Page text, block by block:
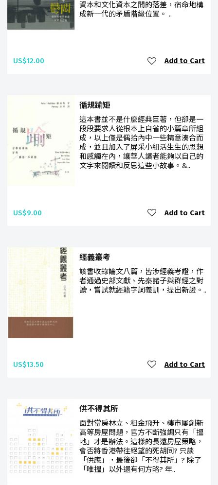
資本和文化資本之間的落差，宿命地構
成新一代的矛盾階級位置。 ..
US$12.00 Add to Cart
循規踰矩
這本書並不是什麼經典巨著，但卻是一
段段要求人從根本上自省的小篇章所組
成，以上僅是偶拾內中一些精意湊合而
成，並且加入了屏采小組活生生的思想
和感觸在內，讓華人讀者能夠以自己的
文字來閱讀和反思這些小故事。&..
US$9.00 Add to Cart
經義叢考
該書收錄論文八篇，皆涉經義考證，作
者通過史部文獻、先秦諸子與群經之對
讀，嘗試就經籍字詞義訓，提出新證。..
US$13.50 Add to Cart
供不得其所
面對當房林立、租金飛升、樓市屢創新
高等房屋問題，官方不斷強調只有「搵
地」才是辦法。這樣的長遠房屋策略，
會否將香港帶往絕望的死胡同? 只談
「供應」，最後卻「不得其所」? 除了
「唯搵」以外還有何方略? 年..